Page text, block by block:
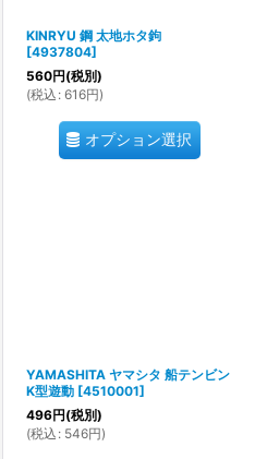
KINRYU 鋼 太地ホタ鉤
[4937804]
560円(税別)
(税込 : 616円)
オプション選択
YAMASHITA ヤマシタ 船テンビン
K型遊動 [4510001]
496円(税別)
(税込 : 546円)